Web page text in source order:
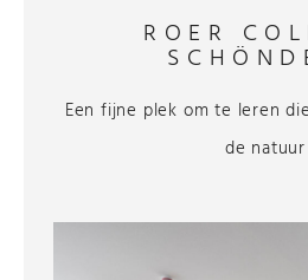
ROER
Een fijne plek om te leren
de natuur